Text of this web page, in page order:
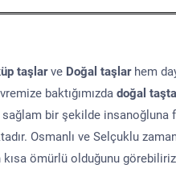
taşlarve Doğal taşlar hem
baktığımızda doğal
bir şekilde insanoğluna
Osmanlı ve Selçuklu
kısa ömürlü olduğunu